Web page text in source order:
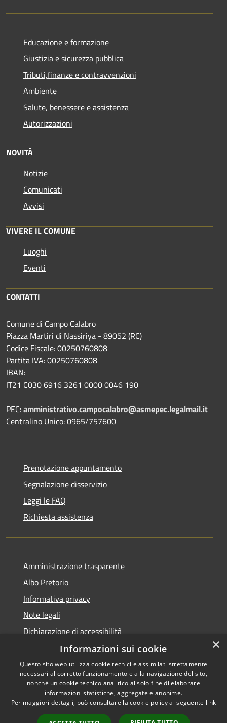
Educazione e formazione
Giustizia e sicurezza pubblica
Tributi,finanze e contravvenzioni
Ambiente
Salute, benessere e assistenza
Autorizzazioni
NOVITÀ
Notizie
Comunicati
Avvisi
VIVERE IL COMUNE
Luoghi
Eventi
CONTATTI
Comune di Campo Calabro
Piazza Martiri di Nassiriya - 89052 (RC)
Codice Fiscale: 00250760808
Partita IVA: 00250760808
IBAN:
IT21 C030 6916 3261 0000 0046 190
PEC:amministrativo.campocalabro@asmepec.legalmail.it
Centralino Unico: 0965/757600
Prenotazione appuntamento
Segnalazione disservizio
Leggi le FAQ
Richiesta assistenza
Amministrazione trasparente
Albo Pretorio
Informativa privacy
Note legali
Dichiarazione di accessibilità
Accessibilità
Privacy
Copyright © 2026 • Comune di
Campo Calabro • Powered by
Municipium•Accesso
redazione
×
Informazioni sui cookie
Questo sito web utilizza cookie tecnici e assimilati strettamente
necessari al corretto funzionamento e alla navigazione del sito,
nonché un cookie tecnico analitico al solo fine di elaborare
informazioni statistiche, aggregate e anonime.
Per maggiori dettagli, può consultare la cookie policy al seguente link